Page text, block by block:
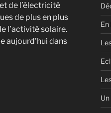
de l’électricité
de plus en plus
l’activité solaire.
aujourd’hui dans
En